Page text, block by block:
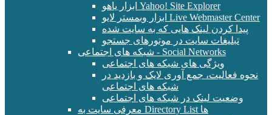
ابزار یاهو Yahoo! Site Explorer
ابزار وبمستر لایو Live Webmaster Center
پیدا کردن لینک هایی که به سایت شده
تبلیغات سایت در موتورهای جستجو
شبکه های اجتماعی - Social Networks
ویژگی های شبکه های اجتماعی
نحوه فعالیت، جمع آوری لایک و بازدید در
شبکه های اجتماعی
وضعیت لینک در شبکه های اجتماعی
معرفی سایت به Directory List ها